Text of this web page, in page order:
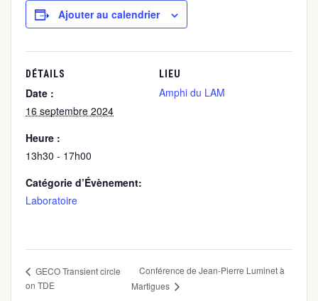
Ajouter au calendrier
DÉTAILS
Date :
16 septembre 2024
Heure :
13h30 - 17h00
Catégorie d’Évènement:
Laboratoire
LIEU
Amphi du LAM
GECO Transient circle
on TDE
Conférence de Jean-Pierre Luminet à
Martigues